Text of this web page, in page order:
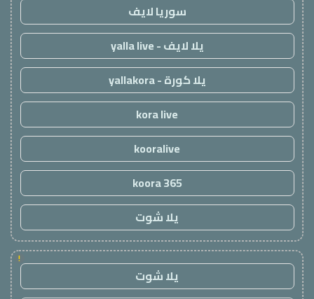
سوريا لايف
يلا لايف - yalla live
يلا كورة - yallakora
kora live
kooralive
koora 365
يلا شوت
!
يلا شوت